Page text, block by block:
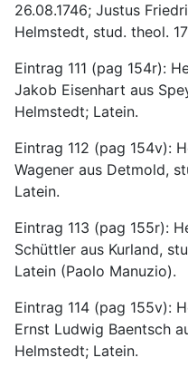
26.08.1746; Justus
Helmstedt, stud. theol.
Eintrag 111 (pag 154r):
Jakob Eisenhart aus
Helmstedt; Latein.
Eintrag 112 (pag 154v):
Wagener aus Detmold,
Latein.
Eintrag 113 (pag 155r):
Schüttler aus Kurland,
Latein (Paolo Manuzio).
Eintrag 114 (pag 155v):
Ernst Ludwig Baentsch
Helmstedt; Latein.